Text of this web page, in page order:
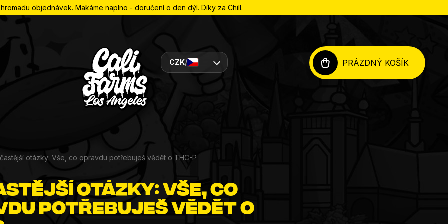
objednávek. Makáme naplno - doručení o den dýl. Díky za Chill.
CZK/ PRÁZDNÝ KOŠÍK
otázky: Vše, co opravdu potřebuješ vědět o THC-P
otázky: Vše, co
potřebuješ vědět o